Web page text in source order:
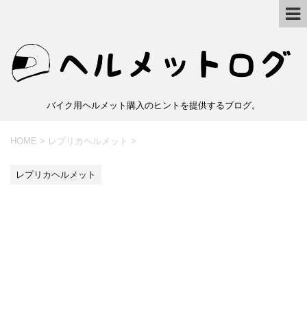
バイク用ヘルメット購入のヒントを提供するブログ。
HOME > レプリカヘルメット >
レプリカヘルメット